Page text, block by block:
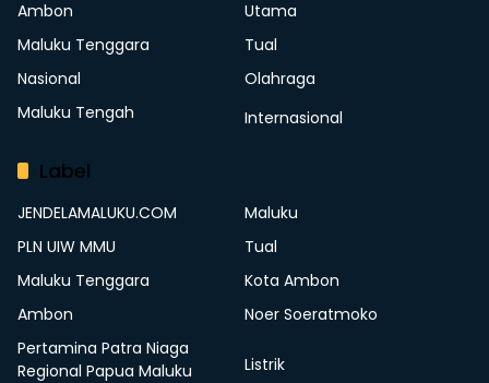
Ambon
Utama
Maluku Tenggara
Tual
Nasional
Olahraga
Maluku Tengah
Internasional
Label
JENDELAMALUKU.COM
Maluku
PLN UIW MMU
Tual
Maluku Tenggara
Kota Ambon
Ambon
Noer Soeratmoko
Pertamina Patra Niaga
Regional Papua Maluku
Listrik